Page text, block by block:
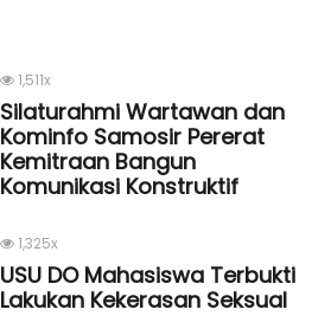
1,511x
Silaturahmi Wartawan dan
Kominfo Samosir Pererat
Kemitraan Bangun
Komunikasi Konstruktif
1,325x
USU DO Mahasiswa Terbukti
Lakukan Kekerasan Seksual